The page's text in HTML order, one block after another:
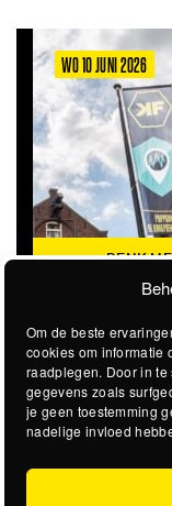
Om de beste
cookies om informatie
raadplegen. Door in
gegevens zoals
je geen toestemming
nadelige invloed
WO 10 JUNI 2026
DENK